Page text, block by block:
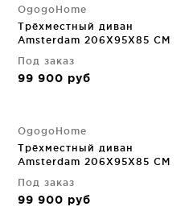
OgogoHome
Трёхместный диван
Amsterdam 206X95X85 CM
Под заказ
99 900 руб
OgogoHome
Трёхместный диван
Amsterdam 206X95X85 CM
Под заказ
99 900 руб